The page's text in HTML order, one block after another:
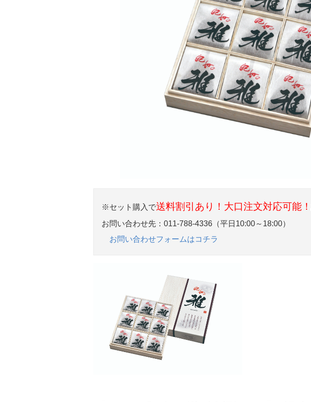
※セット購入で送料割引あり！大口注文対応可能！
お問い合わせ先：011-788-4336（平日10:00～18:00）
お問い合わせフォームはコチラ